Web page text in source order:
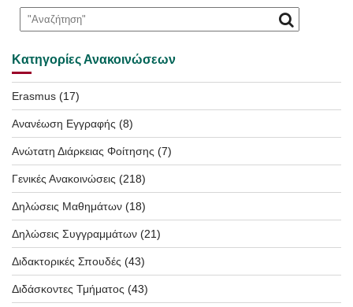
Κατηγορίες Ανακοινώσεων
Erasmus (17)
Ανανέωση Εγγραφής (8)
Ανώτατη Διάρκειας Φοίτησης (7)
Γενικές Ανακοινώσεις (218)
Δηλώσεις Μαθημάτων (18)
Δηλώσεις Συγγραμμάτων (21)
Διδακτορικές Σπουδές (43)
Διδάσκοντες Τμήματος (43)